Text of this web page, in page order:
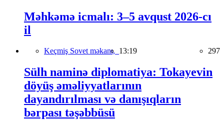
Məhkəmə icmalı: 3–5 avqust 2026-cı
il
Keçmiş Sovet məkanı, 13:19 297
Sülh naminə diplomatiya: Tokayevin
döyüş əməliyyatlarının
dayandırılması və danışıqların
bərpası təşəbbüsü